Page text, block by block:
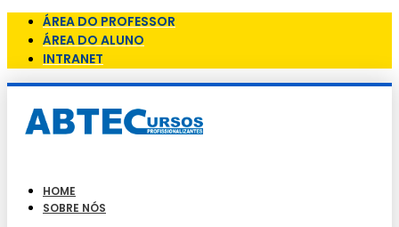
ÁREA DO PROFESSOR
ÁREA DO ALUNO
INTRANET
HOME
SOBRE NÓS